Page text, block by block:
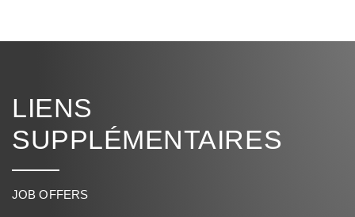
LIENS
SUPPLÉMENTAIRES
JOB OFFERS